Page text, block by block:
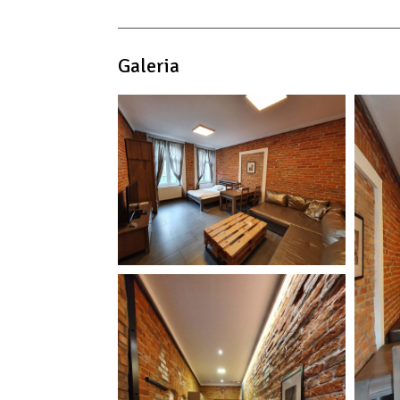
przybory kuchenne
ręczniki
pościel
dojście na wyższe piętra tylko schodami
Galeria